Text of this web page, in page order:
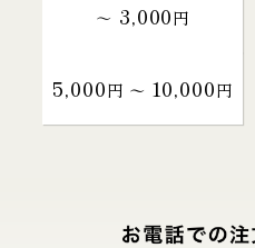
～ 3,000円
5,000円 〜 10,000円